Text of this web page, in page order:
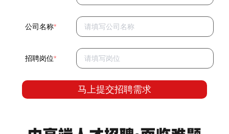
公司名称*
招聘岗位*
马上提交招聘需求